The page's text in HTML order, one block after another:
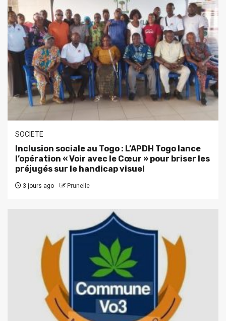
SOCIETE
Inclusion sociale au Togo : L’APDH Togo lance
l’opération « Voir avec le Cœur » pour briser les
préjugés sur le handicap visuel
3 jours ago Prunelle